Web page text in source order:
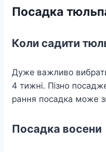
Посадка
Коли садити
Дуже важливо
4 тижні. Пізно
рання посадка може
Посадка восени